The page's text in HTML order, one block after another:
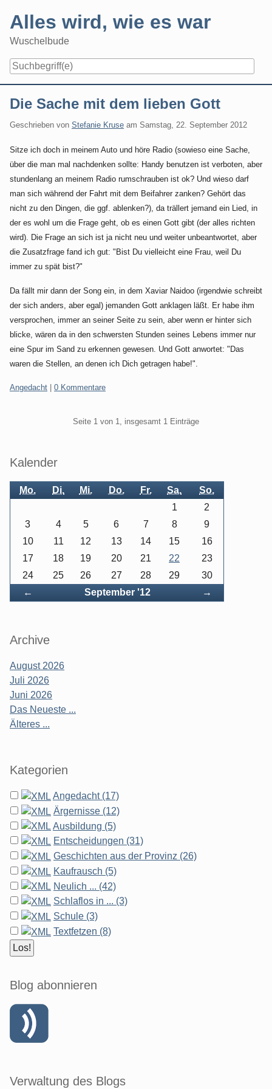
content
Alles wird, wie es war
Wuschelbude
Die Sache mit dem lieben Gott
Geschrieben von Stefanie Kruse am Samstag, 22. September 2012
Sitze ich doch in meinem Auto und höre Radio (sowieso eine Sache,
über die man mal nachdenken sollte: Handy benutzen ist verboten, aber
stundenlang an meinem Radio rumschrauben ist ok? Und wieso darf
man sich während der Fahrt mit dem Beifahrer zanken? Gehört das
nicht zu den Dingen, die ggf. ablenken?), da trällert jemand ein Lied, in
der es wohl um die Frage geht, ob es einen Gott gibt (der alles richten
wird). Die Frage an sich ist ja nicht neu und weiter unbeantwortet, aber
die Zusatzfrage fand ich gut: "Bist Du vielleicht eine Frau, weil Du
immer zu spät bist?"
Da fällt mir dann der Song ein, in dem Xaviar Naidoo (irgendwie schreibt
der sich anders, aber egal) jemanden Gott anklagen läßt. Er habe ihm
versprochen, immer an seiner Seite zu sein, aber wenn er hinter sich
blicke, wären da in den schwersten Stunden seines Lebens immer nur
eine Spur im Sand zu erkennen gewesen. Und Gott anwortet: "Das
waren die Stellen, an denen ich Dich getragen habe!".
Kategorien:
Angedacht 0 Kommentare
Seite 1 von 1, insgesamt 1 Einträge
Seitenleiste
Kalender
Mo. Di. Mi. Do. Fr. Sa. So.
← September '12 Vorwärts
→
1
2
3
4 5 6 7 8
9
10
11 12 13 14 15
16
17
18 19 20 21 22
23
24
25 26 27 28 29 30
Archive
August 2026
Juli 2026
Juni 2026
Das Neueste ...
Älteres ...
Kategorien
Angedacht (17)
Ärgernisse (12)
Ausbildung (5)
Entscheidungen (31)
Geschichten aus der Provinz (26)
Kaufrausch (5)
Neulich ... (42)
Schlaflos in ... (3)
Schule (3)
Textfetzen (8)
Blog abonnieren
Verwaltung des Blogs